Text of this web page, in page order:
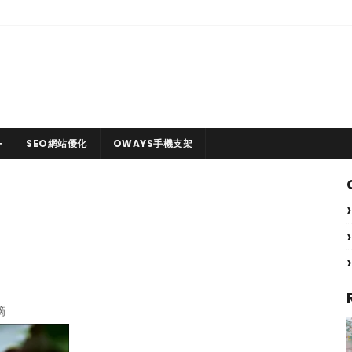
SEO網站優化 OWAYS手機支架